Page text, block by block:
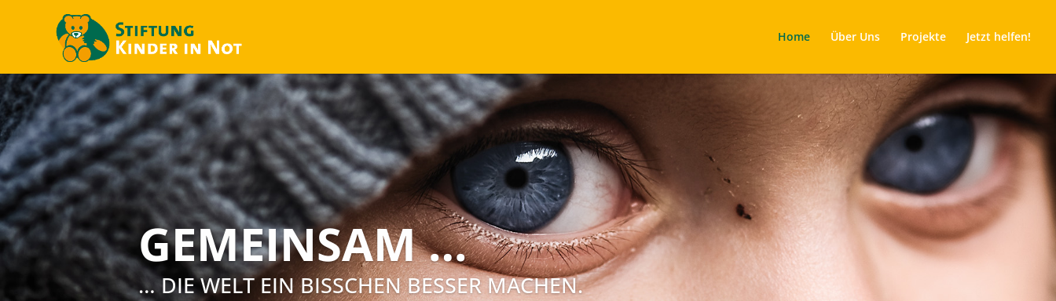
Home Über Uns Projekte Jetzt helfen!
GEMEINSAM …
… DIE WELT EIN BISSCHEN BESSER MACHEN.